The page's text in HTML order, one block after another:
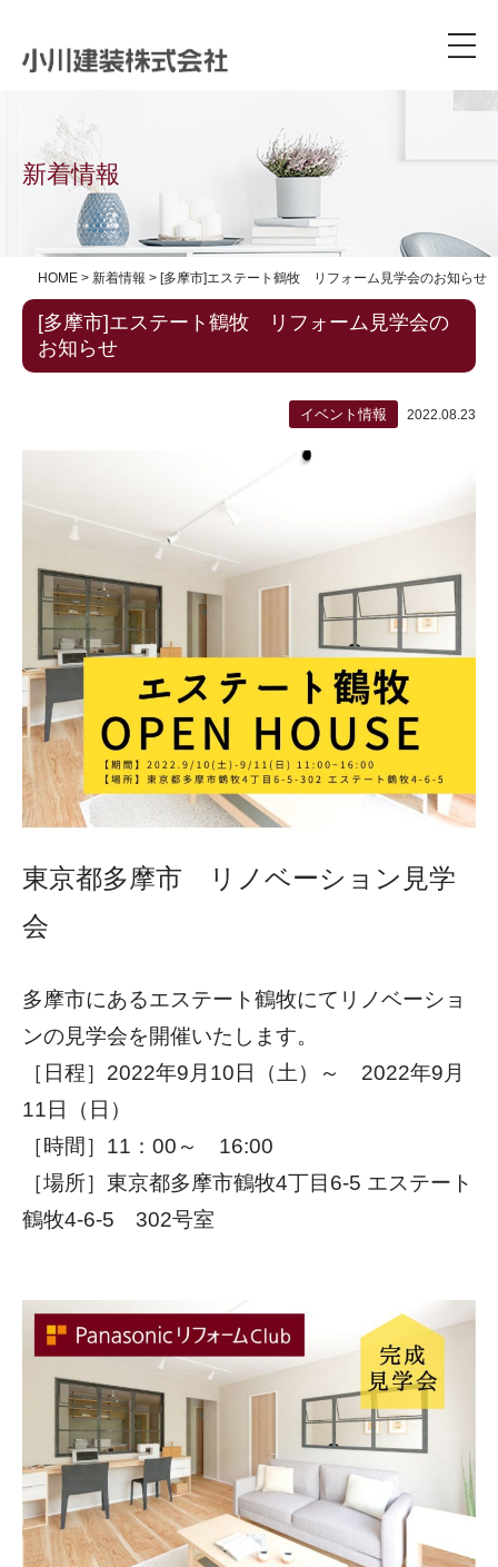
新着情報
HOME > 新着情報 > [多摩市]エステート鶴牧 リフォーム見学会のお知らせ
[多摩市]エステート鶴牧 リフォーム見学会の
お知らせ
イベント情報 2022.08.23
東京都多摩市 リノベーション見学
会
多摩市にあるエステート鶴牧にてリノベーショ
ンの見学会を開催いたします。
［日程］2022年9月10日（土）～ 2022年9月
11日（日）
［時間］11：00～ 16:00
［場所］ 東京都多摩市鶴牧4丁目6-5 エステート
鶴牧4-6-5 302号室